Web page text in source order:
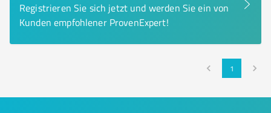
Registrieren Sie sich jetzt und werden Sie ein von
Kunden empfohlener ProvenExpert!
1